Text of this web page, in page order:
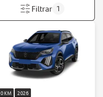
Filtrar 1
0 KM 2026